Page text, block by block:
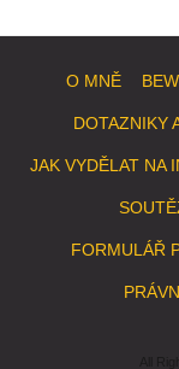
O MNĚ
DOTAZNIKY
JAK VYDĚLAT NA
FORMULÁŘ